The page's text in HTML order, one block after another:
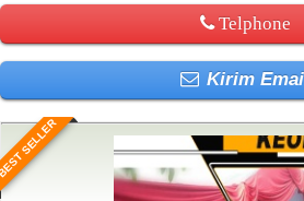
Telphone
Kirim
SELLER